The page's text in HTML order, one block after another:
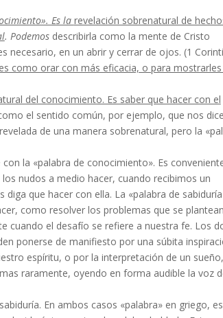
Es la revelación sobrenatural de
. Podemos describirla co­mo la mente de Cristo
necesario, en un abrir y cerrar de ojos. (1
como orar con más eficacia, o para
del conocimiento. Es saber que hacer con el
el sentido común, por ejemplo, que nos
de una manera sobrenatural, pero la
la «palabra de conocimiento». Es
nudos a me­dio hacer, cuando recibimos un
que hacer con ella. La «palabra de
como resolver los problemas que se
cuando el desafío se refiere a nuestra fe. Los
ponerse de manifiesto por una súbita
espíritu, o por la interpretación de un sueño,
raramente, oyendo en forma audible la voz
En ambos casos «palabra» en griego,